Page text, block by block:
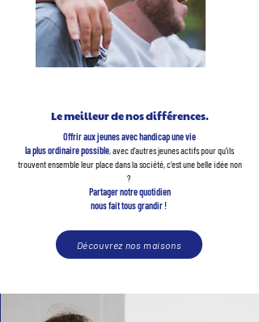
Le meilleur de nos différences.
Offrir aux jeunes avec handicap une vie
la plus ordinaire possible,avec d'autres jeunes actifs pour qu'ils
trouventensemble leur place dans la société,c'est une belle idée non
?
Partager notre quotidien
nous fait tous grandir !
Découvrez nos maisons